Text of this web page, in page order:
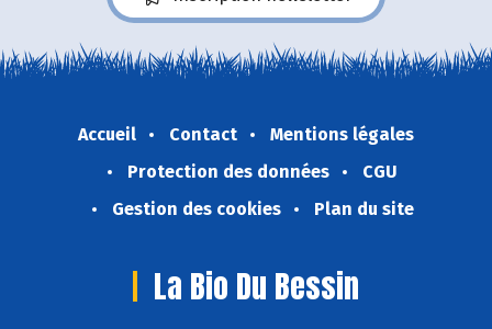
Accueil Contact
Mentions légales
Protection des données
CGU
Gestion des cookies
Plan du site
La Bio Du Bessin